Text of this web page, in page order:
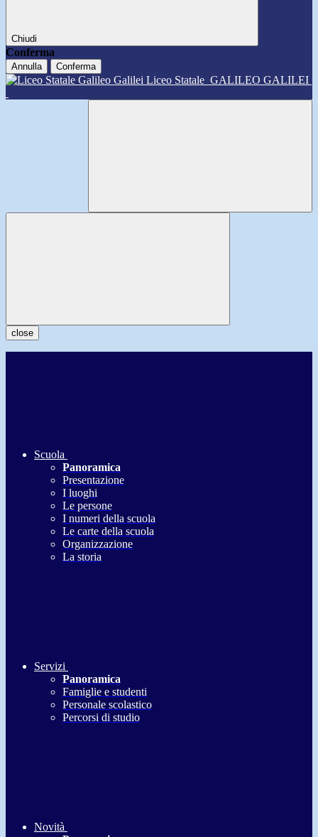
Chiudi
Conferma
Annulla Conferma
Liceo Statale GALILEO GALILEI
close
Scuola
Panoramica
Presentazione
I luoghi
Le persone
I numeri della scuola
Le carte della scuola
Organizzazione
La storia
Servizi
Panoramica
Famiglie e studenti
Personale scolastico
Percorsi di studio
Novità